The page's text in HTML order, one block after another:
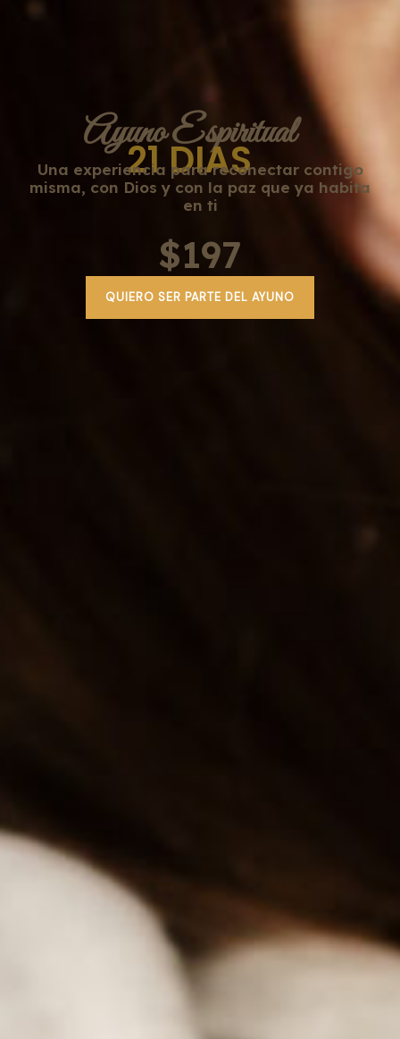
Ayuno Espiritual
21 DIAS
Una experiencia para reconectar contigo
misma, con Dios y con la paz que ya habita
en ti
$197
QUIERO SER PARTE DEL AYUNO